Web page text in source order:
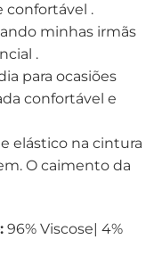
confortável .
minhas irmãs
.
para ocasiões
confortável e
elástico na cintura
O caimento da
96% Viscose| 4%